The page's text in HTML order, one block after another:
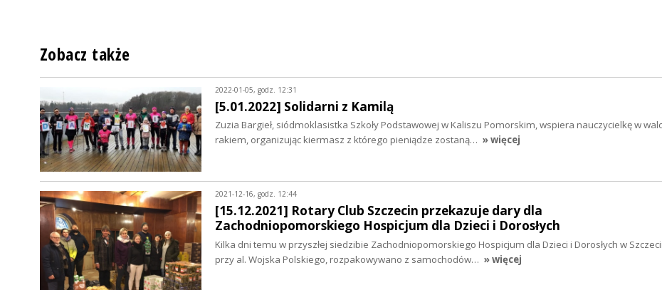
Zobacz także
2022-01-05, godz. 12:31
[5.01.2022] Solidarni z Kamilą
Zuzia Bargieł, siódmoklasistka Szkoły Podstawowej w Kaliszu Pomorskim, wspiera nauczycielkę w
rakiem, organizując kiermasz z którego pieniądze zostaną… » więcej
2021-12-16, godz. 12:44
[15.12.2021] Rotary Club Szczecin przekazuje dary dla
Zachodniopomorskiego Hospicjum dla Dzieci i Dorosłych
Kilka dni temu w przyszłej siedzibie Zachodniopomorskiego Hospicjum dla Dzieci i Dorosłych w
przy al. Wojska Polskiego, rozpakowywano z samochodów… » więcej